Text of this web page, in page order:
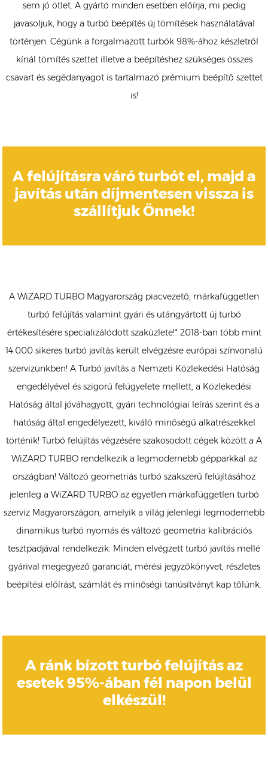
sem jó ötlet. A gyártó minden esetben előírja, mi pedig
javasoljuk, hogy a turbó beépítés új tömítések használatával
történjen. Cégünk a forgalmazott turbók 98%-ához készletről
kínál tömítés szettet illetve a beépítéshez szükséges összes
csavart és segédanyagot is tartalmazó prémium beépítő szettet
is!
A felújításra váró turbót el, majd a
javítás után díjmentesen vissza is
szállítjuk Önnek!
A WiZARD TURBO Magyarország piacvezető, márkafüggetlen
turbó felújítás valamint gyári és utángyártott új turbó
értékesítésére specializálódott szaküzlete!* 2018-ban több mint
14.000 sikeres turbó javítás került elvégzésre európai színvonalú
szervizünkben! A Turbó javítás a Nemzeti Közlekedési Hatóság
engedélyével és szigorú felügyelete mellett, a Közlekedési
Hatóság által jóváhagyott, gyári technológiai leírás szerint és a
hatóság által engedélyezett, kiváló minőségű alkatrészekkel
történik! Turbó felújítás végzésére szakosodott cégek között a A
WiZARD TURBO rendelkezik a legmodernebb gépparkkal az
országban! Változó geometriás turbó szakszerű felújításához
jelenleg a WiZARD TURBO az egyetlen márkafüggetlen turbó
szerviz Magyarországon, amelyik a világ jelenlegi legmodernebb
dinamikus turbó nyomás és változó geometria kalibrációs
tesztpadjával rendelkezik. Minden elvégzett turbó javítás mellé
gyárival megegyező garanciát, mérési jegyzőkönyvet, részletes
beépítési előírást, számlát és minőségi tanúsítványt kap tőlünk.
A ránk bízott turbó felújítás az
esetek 95%-ában fél napon belül
elkészül!